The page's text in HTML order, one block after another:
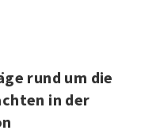
rund um die
in der